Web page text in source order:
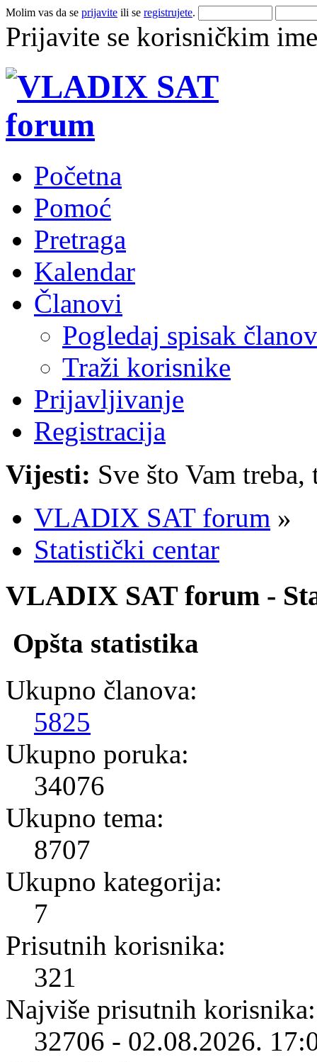
Molim vas da se prijavite ili se registrujete.
Prijavite se korisničkim
Početna
Pomoć
Pretraga
Kalendar
Članovi
Pogledaj spisak
Traži korisnike
Prijavljivanje
Registracija
Vijesti: Sve što Vam
VLADIX SAT forum »
Statistički centar
VLADIX SAT forum -
Opšta statistika
Ukupno članova:
5825
Ukupno poruka:
34076
Ukupno tema:
8707
Ukupno kategorija:
7
Prisutnih korisnika:
321
Najviše prisutnih korisnika:
32706 - 02.08.2026.